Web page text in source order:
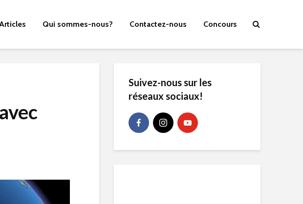
Qui sommes-nous? Contactez-nous Concours
Suivez-nous sur les
réseaux sociaux!